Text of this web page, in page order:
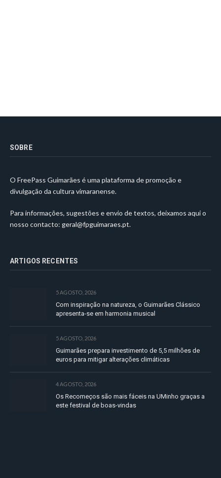
SOBRE
O FreePass Guimarães é uma plataforma de promoção e
divulgação da cultura vimaranense.
Para informações, sugestões e envio de textos, deixamos aqui o
nosso contacto: geral@fpguimaraes.pt.
ARTIGOS RECENTES
5 AGOSTO, 2026
Com inspiração na natureza, o Guimarães Clássico
apresenta-se em harmonia musical
5 AGOSTO, 2026
Guimarães prepara investimento de 5,5 milhões de
euros para mitigar alterações climáticas
4 AGOSTO, 2026
Os Recomeços são mais fáceis na UMinho graças a
este festival de boas-vindas